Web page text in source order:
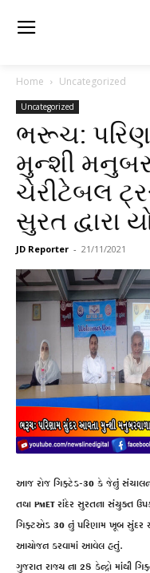
Home Uncategorized
Uncategorized
ભરૂચ:
મુન્શી
ચેરીટેબલ
સુરત દ્વારા
JD Reporter - 21/11/2021
આજ રોજ ગિફ્ટેડ-30 કે જેનું સંચાલન
તથા PMET રાંદેર સુરતના સંયુક્ત
ગિફ્ટએડ 30 નું પરિણામ ખૂબ સુંદર
આયોજન કરવામાં આવેલ હતું.
ગુજરાત રાજ્ય ના 28 કેન્દ્રો માંથી